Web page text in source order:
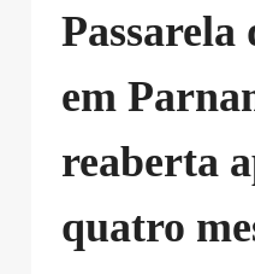
Passarela
em
reaberta
quatro